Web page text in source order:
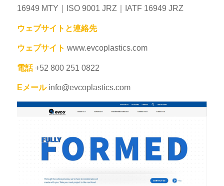
16949 MTY｜ISO 9001 JRZ｜IATF 16949 JRZ
ウェブサイトと連絡先
ウェブサイト www.evcoplastics.com
電話 +52 800 251 0822
Eメールinfo@evcoplastics.com